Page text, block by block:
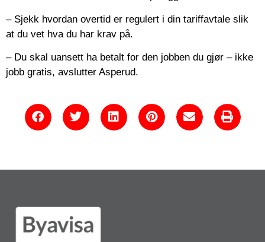
– Sjekk hvordan overtid er regulert i din tariffavtale slik
at du vet hva du har krav på.
– Du skal uansett ha betalt for den jobben du gjør – ikke
jobb gratis, avslutter Asperud.